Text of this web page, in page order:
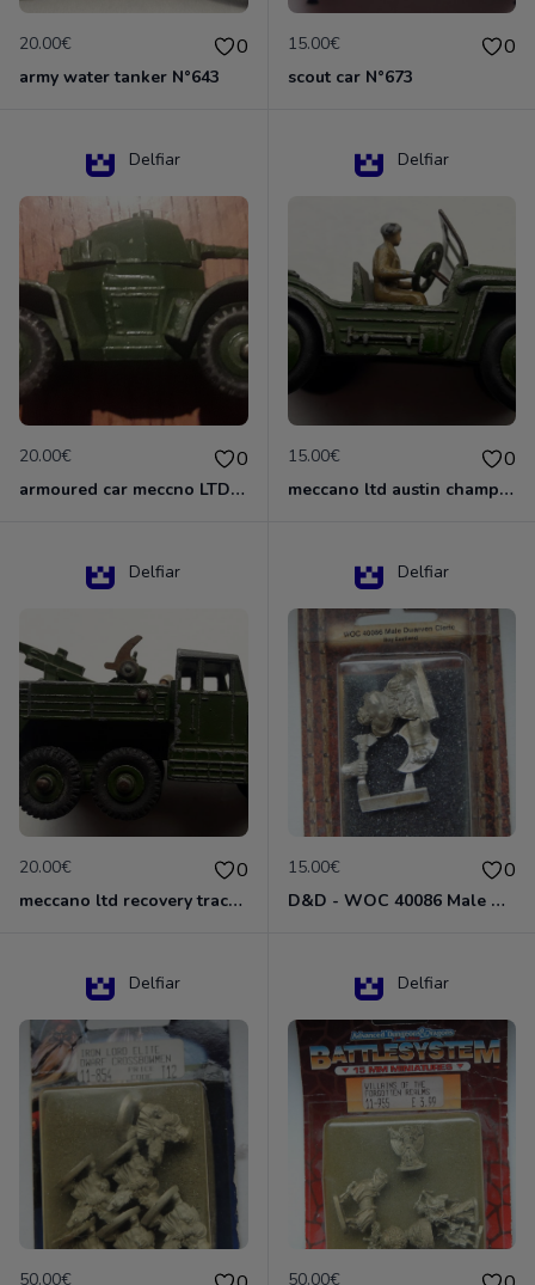
20.00€ 0
army water tanker N°643
15.00€ 0
scout car N°673
Delfiar
20.00€ 0
armoured car meccno LTD N°670
Delfiar
15.00€ 0
meccano ltd austin champ N°674
Delfiar
20.00€ 0
meccano ltd recovery tractor N°661
Delfiar
15.00€ 0
D&D - WOC 40086 Male Dwarven Cleric Miniature - Donjons Dragons
Delfiar
50.00€
Delfiar
50.00€